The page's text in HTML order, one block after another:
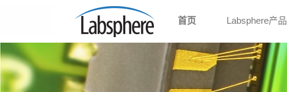
首页 Labsphere产品